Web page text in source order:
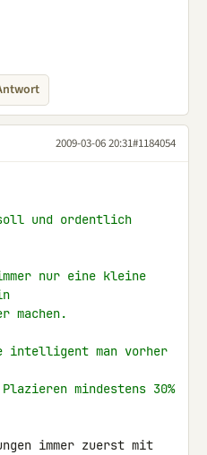
2009-03-06 20:31#1184054
und ordentlich
nur eine kleine
machen.
intelligent man vorher
mindestens 30%
immer zuerst mit